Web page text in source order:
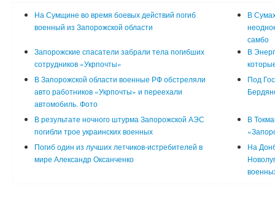
На Сумщине во время боевых действий погиб
военный из Запорожской области
В
самбо
Запорожские спасатели забрали тела погибших
сотрудников «Укрпочты»
В
В Запорожской области военные РФ обстреляли
авто работников «Укрпочты» и переехали
автомобиль. Фото
Под
В результате ночного штурма Запорожской АЭС
погибли трое украинских военных
В
Погиб один из лучших летчиков-истребителей в
мире Александр Оксанченко
На